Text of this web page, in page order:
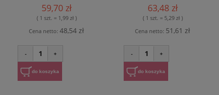
59,70 zł
( 1 szt. = 1,99 zł )
Cena netto: 48,54 zł
- 1 +
do koszyka
63,48 zł
( 1 szt. = 5,29 zł )
Cena netto: 51,61 zł
- 1 +
do koszyka